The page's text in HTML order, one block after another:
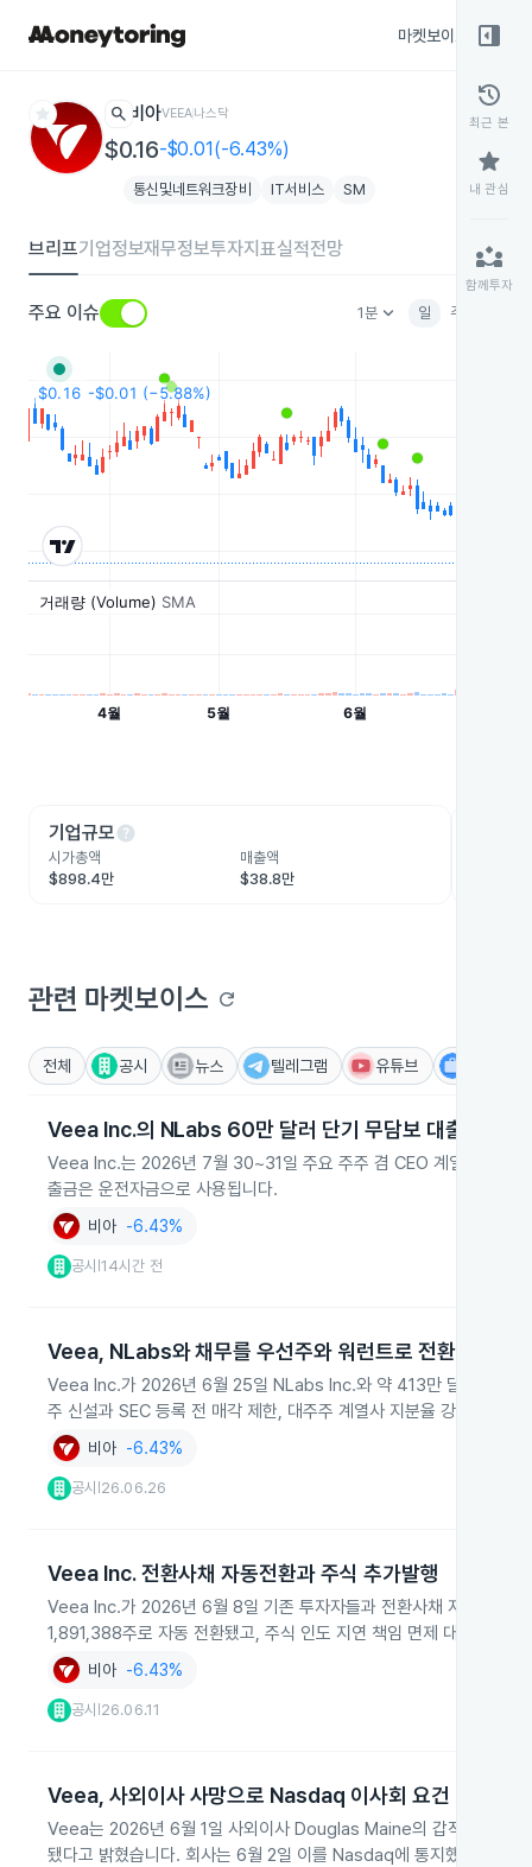
마켓보이스
star search 비아VEEA나스닥
$0.16-$0.01(-6.43%)
통신및네트워크장비 IT서비스 SM
브리프기업정보재무정보투자지표실적전망
주요 이슈 1분keyboard_arrow_down 일 주
기업규모help
시가총액
$898.4만
매출액
$38.8만
관련 마켓보이스 refresh
전체 공시 뉴스 텔레그램 유튜브
Veea Inc.의 NLabs 60만 달러 단기 무담보 대출
Veea Inc.는 2026년 7월 30~31일 주요 주주 겸 CEO 계열사인
출금은 운전자금으로 사용됩니다.
비아 -6.43%
공시 |14시간 전
Veea, NLabs와 채무를 우선주와 워런트로 전환
Veea Inc.가 2026년 6월 25일 NLabs Inc.와 약 413만 달러의 차입
주 신설과 SEC 등록 전 매각 제한, 대주주 계열사 지분율 강화 및 기
비아 -6.43%
공시 26.06.26
Veea Inc. 전환사채 자동전환과 주식 추가발행
Veea Inc.가 2026년 6월 8일 기존 투자자들과 전환사채 자동 전환
1,891,388주로 자동 전환됐고, 주식 인도 지연 책임 면제 대가로
비아 -6.43%
공시 26.06.11
Veea, 사외이사 사망으로 Nasdaq 이사회 요건 미충족
Veea는 2026년 6월 1일 사외이사 Douglas Maine의 갑작스러운
됐다고 밝혔습니다. 회사는 6월 2일 이를 Nasdaq에 통지했고 6월 3
right_panel_open
history
최근 본
star
내 관심
partner_exchange
함께투자